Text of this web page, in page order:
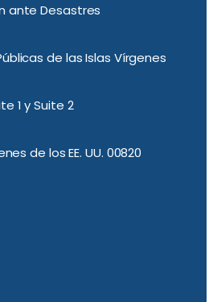
ante Desastres
de las Islas Vírgenes
1 y Suite 2
de los EE. UU. 00820